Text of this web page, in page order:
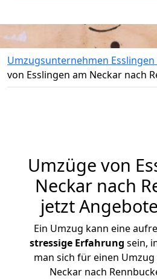
Umzugsunternehmen
von Esslingen am Neckar nach
Umzüge von
Neckar nach
jetzt
Ein Umzug kann eine
stressige Erfahrung sein,
man sich für einen Umzug
Neckar nach